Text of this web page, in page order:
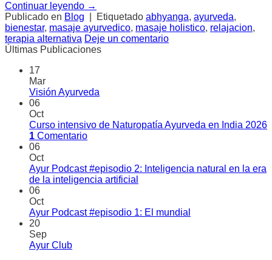
Continuar leyendo →
Publicado en Blog Etiquetado abhyanga, ayurveda,
bienestar, masaje ayurvedico, masaje holistico, relajacion,
terapia alternativa Deje un comentario
Últimas Publicaciones
17
Mar
Visión Ayurveda
06
Oct
Curso intensivo de Naturopatía Ayurveda en India 2026
1 Comentario
06
Oct
Ayur Podcast #episodio 2: Inteligencia natural en la era
de la inteligencia artificial
06
Oct
Ayur Podcast #episodio 1: El mundial
20
Sep
Ayur Club